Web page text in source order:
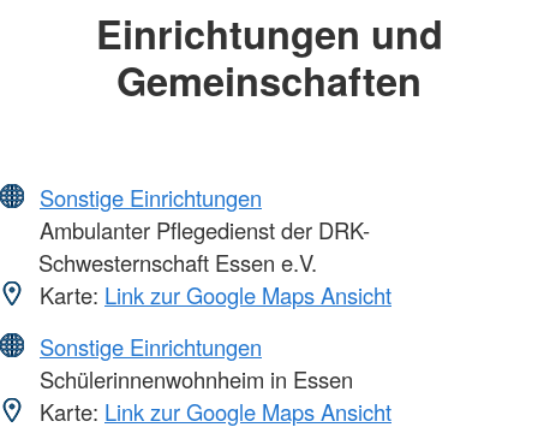
Einrichtungen und
Gemeinschaften
Sonstige Einrichtungen
Ambulanter Pflegedienst der DRK-
Schwesternschaft Essen e.V.
Karte: Link zur Google Maps Ansicht
Sonstige Einrichtungen
Schülerinnenwohnheim in Essen
Karte: Link zur Google Maps Ansicht